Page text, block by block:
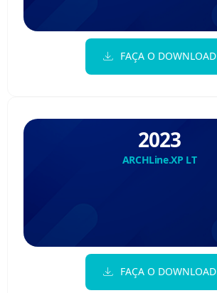
FAÇA O DOWNLOAD
2023
ARCHLine.XP LT
FAÇA O DOWNLOAD